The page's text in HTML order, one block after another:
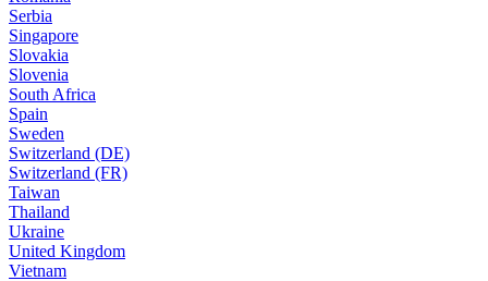
Serbia
Singapore
Slovakia
Slovenia
South Africa
Spain
Sweden
Switzerland (DE)
Switzerland (FR)
Taiwan
Thailand
Ukraine
United Kingdom
Vietnam